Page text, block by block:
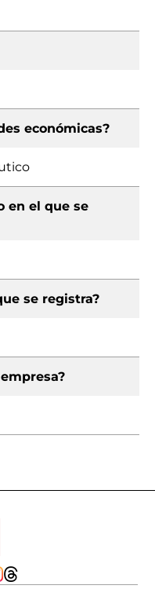
económicas?
en el que se
se registra?